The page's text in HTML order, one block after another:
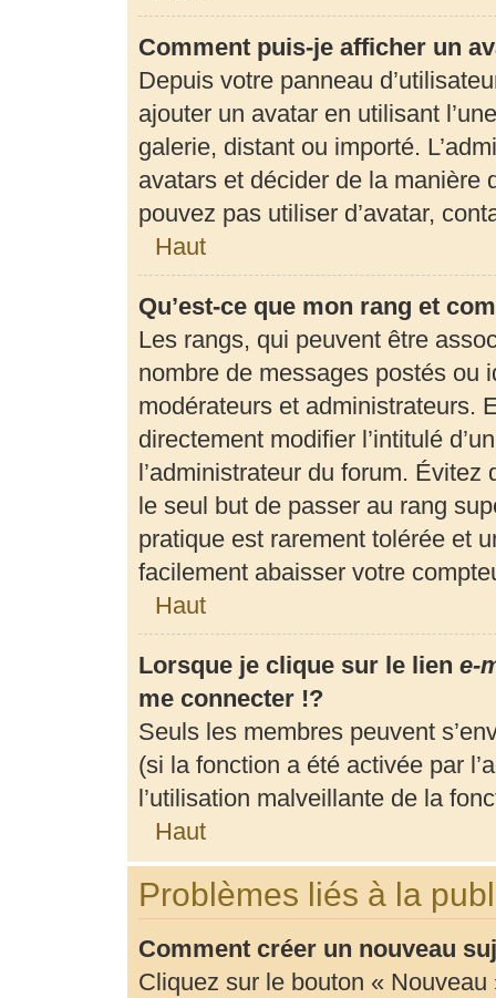
Comment puis-je afficher un
Depuis votre panneau
ajouter un avatar en utilisant
galerie, distant ou importé.
avatars et décider de la manière
pouvez pas utiliser d’avatar,
Haut
Qu’est-ce que mon rang et
Les rangs, qui peuvent être
nombre de messages postés ou
modérateurs et administrateurs.
directement modifier l’intitulé
l’administrateur du forum.
le seul but de passer au rang
pratique est rarement tolérée et
facilement abaisser votre
Haut
Lorsque je clique sur le lien e-
me connecter !?
Seuls les membres peuvent
(si la fonction a été activée par
l’utilisation malveillante de la
Haut
Problèmes liés à la
Comment créer un nouveau
Cliquez sur le bouton « Nouveau